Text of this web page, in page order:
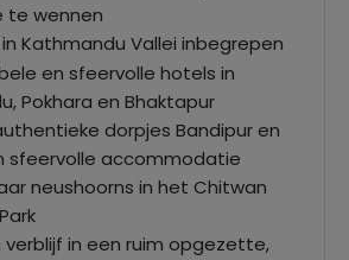
te wennen
Kathmandu Vallei inbegrepen
en sfeervolle hotels in
Pokhara en Bhaktapur
dorpjes Bandipur en
sfeervolle accommodatie
neushoorns in het Chitwan
verblijf in een ruim opgezette,